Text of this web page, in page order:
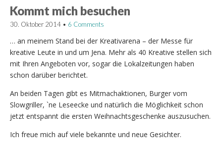
Kommt mich besuchen
30. Oktober 2014 • 6 Comments
… an meinem Stand bei der Kreativarena – der Messe für
kreative Leute in und um Jena. Mehr als 40 Kreative stellen sich
mit Ihren Angeboten vor, sogar die Lokalzeitungen haben
schon darüber berichtet.
An beiden Tagen gibt es Mitmachaktionen, Burger vom
Slowgriller, `ne Leseecke und natürlich die Möglichkeit schon
jetzt entspannt die ersten Weihnachtsgeschenke auszusuchen.
Ich freue mich auf viele bekannte und neue Gesichter.